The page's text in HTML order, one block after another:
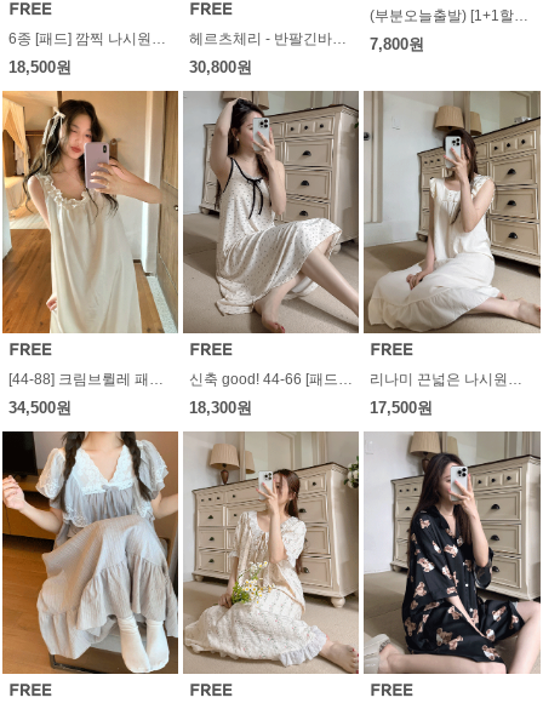
6종 [패드] 깜찍 나시원피스파자마 - 지지미천 캡잠옷 홈웨어 브라프리 노브라잠옷 여름 지지미천 시어커서 선물용 파자마파티
18,500원
헤르츠체리 - 반팔긴바지 파자마세트 잠옷 홈웨어 여름 봄가을 상하 코튼
30,800원
(부분오늘출발) [1+1할인] 에밀리아 레이스팬티 언더웨어 예쁜속옷
7,800원
[44-88] 크림브륄레 패드 나시원피스파자마 홈웨어 비침없는 잠옷 여름 호캉스 선물 실크 새틴
34,500원
신축 good! 44-66 [패드] 페리나 나시 원피스파자마 (편한 잠옷 부드러운 여름 선물 앵두 체리 레이스 레이어드)
18,300원
리나미 끈넓은 나시원피스파자마 홈웨어 잠옷 여름 호캉스 선물
17,500원